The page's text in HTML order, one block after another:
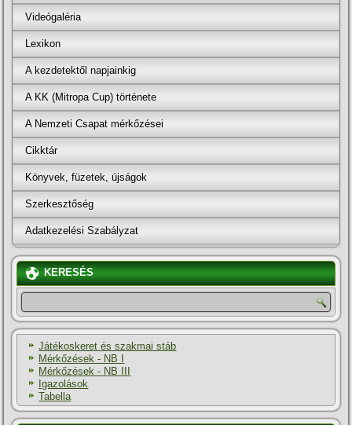
Videógaléria
Lexikon
A kezdetektől napjainkig
A KK (Mitropa Cup) története
A Nemzeti Csapat mérkőzései
Cikktár
Könyvek, füzetek, újságok
Szerkesztőség
Adatkezelési Szabályzat
KERESÉS
Játékoskeret és szakmai stáb
Mérkőzések - NB I
Mérkőzések - NB III
Igazolások
Tabella